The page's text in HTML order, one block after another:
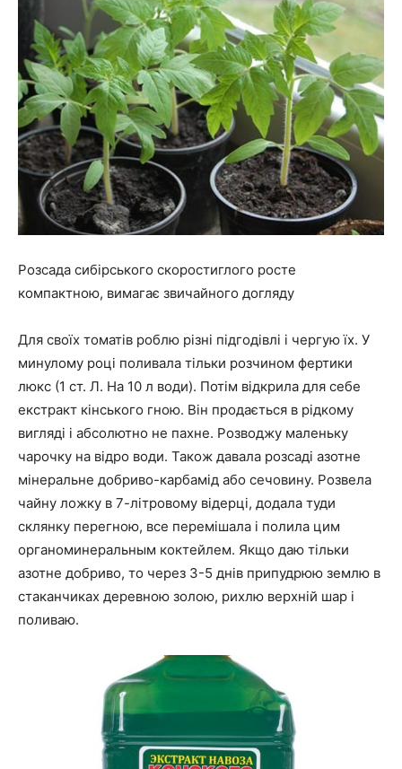
Розсада сибірського скоростиглого росте
компактною, вимагає звичайного догляду
Для своїх томатів роблю різні підгодівлі і чергую їх. У
минулому році поливала тільки розчином фертики
люкс (1 ст. Л. На 10 л води). Потім відкрила для себе
екстракт кінського гною. Він продається в рідкому
вигляді і абсолютно не пахне. Розводжу маленьку
чарочку на відро води. Також давала розсаді азотне
мінеральне добриво-карбамід або сечовину. Розвела
чайну ложку в 7-літровому відерці, додала туди
склянку перегною, все перемішала і полила цим
органоминеральным коктейлем. Якщо даю тільки
азотне добриво, то через 3-5 днів припудрюю землю в
стаканчиках деревною золою, рихлю верхній шар і
поливаю.